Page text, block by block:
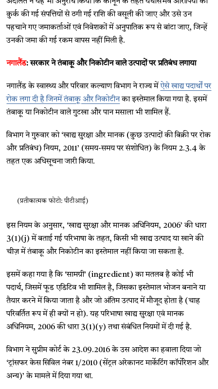
अदालत ने यह भी अनुरोध किया कि कानून के तहत यथासंभव आरोपियों की
कुर्क की गई संपत्तियों से ठगी गई राशि की वसूली की जाए और उसे उन
पहचाने गए जमाकर्ताओं एवं निवेशकों में अनुपातिक रूप से बांटा जाए, जिन्हें
उनकी जमा की गई रकम वापस नहीं मिली है.
नगालैंड: सरकार ने तंबाकू और निकोटीन वाले उत्पादों पर प्रतिबंध लगाया
नगालैंड के स्वास्थ्य और परिवार कल्याण विभाग ने राज्य मेंऐसे खाद्य पदार्थों पर
रोक लगा दी है जिनमें तंबाकू और निकोटीनका इस्तेमाल किया गया है. इसमें
तंबाकू या निकोटीन वाले गुटखा और पान मसाला भी शामिल हैं.
विभाग ने गुरुवार को ‘खाद्य सुरक्षा और मानक (कुछ उत्पादों की बिक्री पर रोक
और प्रतिबंध) नियम, 2011’ (समय-समय पर संशोधित) के नियम 2.3.4 के
तहत एक अधिसूचना जारी किया.
(प्रतीकात्मक फोटो: पीटीआई)
इस नियम के अनुसार, ‘खाद्य सुरक्षा और मानक अधिनियम, 2006’ की धारा
3(1)(j) में बताई गई परिभाषा के तहत, किसी भी खाद्य उत्पाद या खाने की
चीज़ में तंबाकू और निकोटीन का इस्तेमाल नहीं किया जा सकता है.
इसमें कहा गया है कि ‘सामग्री’ (ingredient) का मतलब है कोई भी
पदार्थ, जिसमें फूड एडिटिव भी शामिल है, जिसका इस्तेमाल भोजन बनाने या
तैयार करने में किया जाता है और जो अंतिम उत्पाद में मौजूद होता है (चाह
परिवर्तित रूप में ही क्यों न हो). यह परिभाषा खाद्य सुरक्षा एवं मानक
अधिनियम, 2006 की धारा 3(1)(y) तथा संबंधित नियमों में दी गई है.
विभाग ने सुप्रीम कोर्ट के 23.09.2016 के उस आदेश का हवाला दिया जो
‘ट्रांसफर केस सिविल नंबर 1/2010 (सेंट्रल अरेकानट मार्केटिंग कॉर्पोरेशन और
अन्य)’ के मामले में दिया गया था.